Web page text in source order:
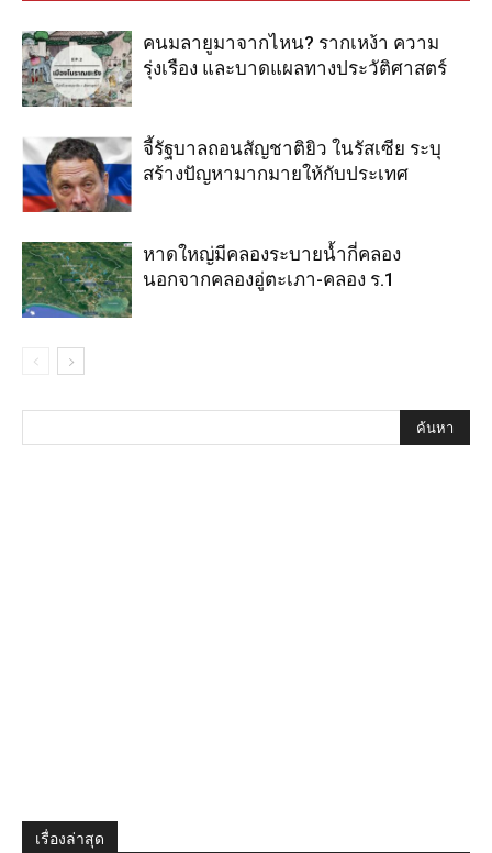
คนมลายูมาจากไหน? รากเหง้า ความ
รุ่งเรือง และบาดแผลทางประวัติศาสตร์
จี้รัฐบาลถอนสัญชาติยิว ในรัสเซีย ระบุ
สร้างปัญหามากมายให้กับประเทศ
หาดใหญ่มีคลองระบายน้ำกี่คลอง
นอกจากคลองอู่ตะเภา-คลอง ร.1
เรื่องล่าสุด